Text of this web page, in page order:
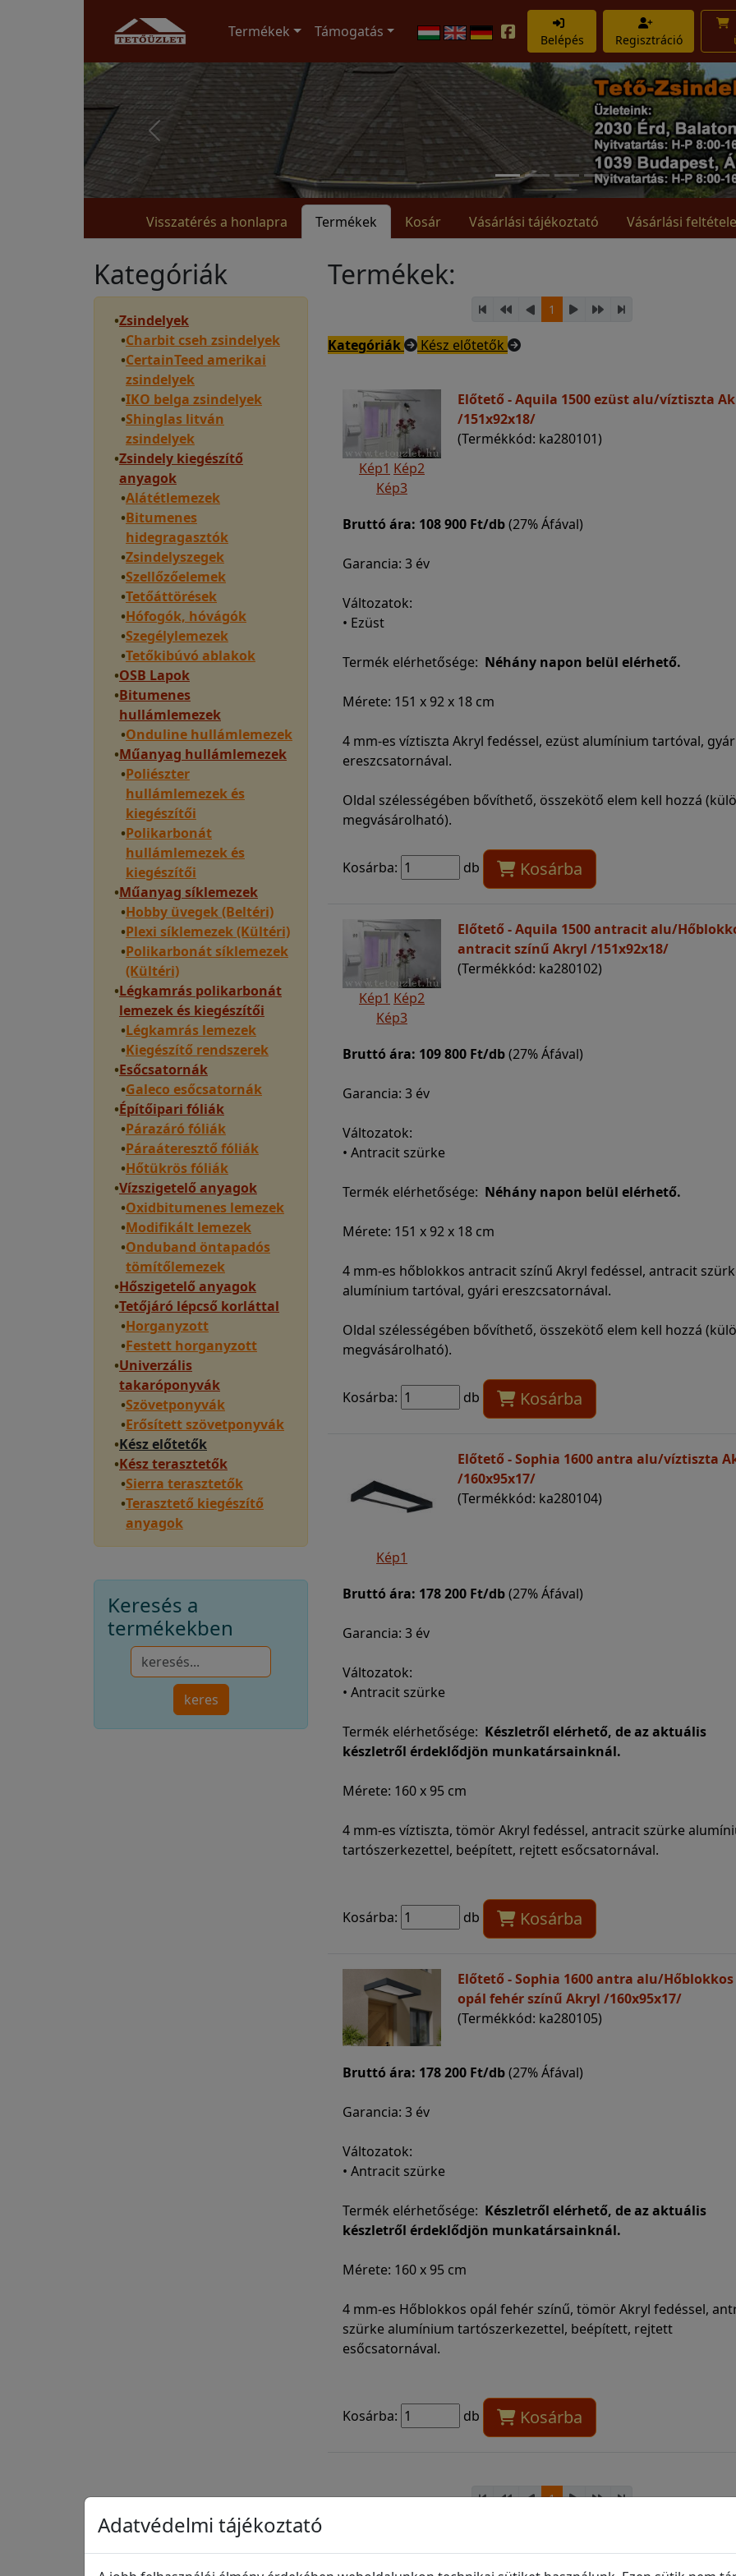
Termékek Támogatás Belépés Regisztráció
Visszatérés a honlapra Termékek Kosár Vásárlási tájékoztató Vásárlási
Kategóriák
•Zsindelyek
•Charbit cseh zsindelyek
•CertainTeed amerikai
zsindelyek
•IKO belga zsindelyek
•Shinglas litván
zsindelyek
•Zsindely kiegészítő
anyagok
•Alátétlemezek
•Bitumenes
hidegragasztók
•Zsindelyszegek
•Szellőzőelemek
•Tetőáttörések
•Hófogók, hóvágók
•Szegélylemezek
•Tetőkibúvó ablakok
•OSB Lapok
•Bitumenes
hullámlemezek
•Onduline hullámlemezek
•Műanyag hullámlemezek
•Poliészter
hullámlemezek és
kiegészítői
•Polikarbonát
hullámlemezek és
kiegészítői
•Műanyag síklemezek
•Hobby üvegek (Beltéri)
•Plexi síklemezek (Kültéri)
•Polikarbonát síklemezek
(Kültéri)
•Légkamrás polikarbonát
lemezek és kiegészítői
•Légkamrás lemezek
•Kiegészítő rendszerek
•Esőcsatornák
•Galeco esőcsatornák
•Építőipari fóliák
•Párazáró fóliák
•Páraáteresztő fóliák
•Hőtükrös fóliák
•Vízszigetelő anyagok
•Oxidbitumenes lemezek
•Modifikált lemezek
•Onduband öntapadós
tömítőlemezek
•Hőszigetelő anyagok
•Tetőjáró lépcső korláttal
•Horganyzott
•Festett horganyzott
•Univerzális
takaróponyvák
•Szövetponyvák
•Erősített szövetponyvák
•Kész előtetők
•Kész terasztetők
•Sierra terasztetők
•Terasztető kiegészítő
anyagok
Keresés a
termékekben
Termékek:
1
Kategóriák Kész előtetők
Kép1 Kép2
Kép3
Előtető - Aquila 1500 ezüst alu/víztiszta
/151x92x18/
(Termékkód: ka280101)
Bruttó ára: 108 900 Ft/db(27% Áfával)
Garancia: 3 év
Változatok:
• Ezüst
Termék elérhetősége: Néhány napon belül elérhető.
Mérete: 151 x 92 x 18 cm
4 mm-es víztiszta Akryl fedéssel, ezüst alumínium tartóval,
ereszcsatornával.
Oldal szélességében bővíthető, összekötő elem kell hozzá
megvásárolható).
Kosárba: db Kosárba
Kép1 Kép2
Kép3
Előtető - Aquila 1500 antracit alu/
antracit színű Akryl /151x92x18/
(Termékkód: ka280102)
Bruttó ára: 109 800 Ft/db(27% Áfával)
Garancia: 3 év
Változatok:
• Antracit szürke
Termék elérhetősége: Néhány napon belül elérhető.
Mérete: 151 x 92 x 18 cm
4 mm-es hőblokkos antracit színű Akryl fedéssel, antracit
alumínium tartóval, gyári ereszcsatornával.
Oldal szélességében bővíthető, összekötő elem kell hozzá
megvásárolható).
Kosárba: db Kosárba
Kép1
Előtető - Sophia 1600 antra alu/víztiszta
/160x95x17/
(Termékkód: ka280104)
Bruttó ára: 178 200 Ft/db(27% Áfával)
Garancia: 3 év
Változatok:
• Antracit szürke
Termék elérhetősége: Készletről elérhető, de az aktuális
készletről érdeklődjön munkatársainknál.
Mérete: 160 x 95 cm
4 mm-es víztiszta, tömör Akryl fedéssel, antracit szürke
tartószerkezettel, beépített, rejtett esőcsatornával.
Kosárba: db Kosárba
Előtető - Sophia 1600 antra alu/Hőblokkos
opál fehér színű Akryl /160x95x17/
(Termékkód: ka280105)
Bruttó ára: 178 200 Ft/db(27% Áfával)
Garancia: 3 év
Változatok:
• Antracit szürke
Termék elérhetősége: Készletről elérhető, de az aktuális
készletről érdeklődjön munkatársainknál.
Mérete: 160 x 95 cm
4 mm-es Hőblokkos opál fehér színű, tömör Akryl fedéssel,
szürke alumínium tartószerkezettel, beépített, rejtett
esőcsatornával.
Kosárba: db Kosárba
1
Adatvédelmi tájékoztató